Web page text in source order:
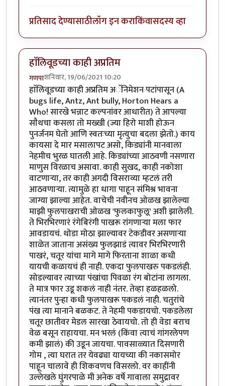
प्रतिसाद देण्यासाठीलॉग इन कराकिंवासदस्य व्हा
हाॅलिवूडच्या काही अप्रतिम
गणपाशनिवार, 19/06/2021 10:20
हाॅलिवूडच्या काही अप्रतिम अॅनिमेशन पटांपासून (A
bugs life, Antz, Ant bully, Horton Hears a
Who! सारखे भन्नाट कल्पनांवर आधारीत) ते आपल्या
साैथचा कसला तो मख्खी (ज्या हिरो माशी होऊन
पुनर्जनम घेतो आणि स्वतःच्या मृत्युचा बदला झेतो.) काय
कायसा दे मार मसालापट असो, किड्यांनी मानवाला
नेहमीच भुरळ घातली आहे. किड्यांच्या आठवणी नसणारा
माणुस विरळाच असावा. काही सुखद, काही नकोशा
वाटणाऱ्या, तर काही अगदी विसराव्या म्हटलं तरी
आठवणाऱ्या. त्यामुळे हा धागा पाहून संमिश्र भावना
जाग्या झाल्या आहेत. वाचेची नवीनच ओळख झालेल्या
माझी फुलपाखराची ओळख 'फुलकाफुलू' अशी झालेली.
ते भिरभिरणारं रंगेबिरंगी पाखरू रांगणाऱ्या मला फार
आवडायचं. थोडा मोठा झाल्यावर टेकडीवर असणाऱ्या
शाळेत जाताना असंख्य फुलझाडं त्यावर भिरभिरणारी
पाखरं, चतूर यांचा मागे मागे फिरताना शाळा कधी
यायची कळायचं ही नाही. एकदा फुलपाखरु पकडलंही.
सोडल्यावर त्याच्या पंखांचा पिवळा रंग बोटांना लागला.
ते मात्र फार उडू शकलं नाही नंतर. तेव्हा हळहळलो.
त्यानंतर पुन्हा कधी फुलपाखरू पकडलं नाही. चतुरांचे
पंख त्या मानाने बळकट. ते नेहमी पकडायचो. पकडलेला
चतूर छातीवर मेडल सारखा ठेवायचो. तो ही वेडा बराच
वेळ बसून राहायचा. मन भरलं (किंवा त्याचं गांगरलेपण
कमी झालं) की उडून जायचा. पावसाळ्यात दिसणारी
गोम , त्या घरात तर येवढ्या यायच्या की नकासमोर
पाहून चालावे ही शिकवणच विसरलो. वर काहींनी
उल्लेखले घुंगरपाळे मी अनेक वर्षे गावाला समुद्रावर